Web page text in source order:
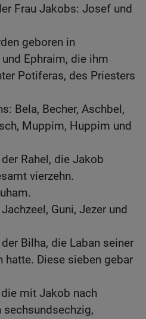
Frau Jakobs: Josef und
geboren in
Ephraim, die ihm
Potiferas, des Priesters
Bela, Becher, Aschbel,
Muppim, Huppim und
Rahel, die Jakob
vierzehn.
Guni, Jezer und
Bilha, die Laban seiner
hatte. Diese sieben gebar
mit Jakob nach
sechsundsechzig,